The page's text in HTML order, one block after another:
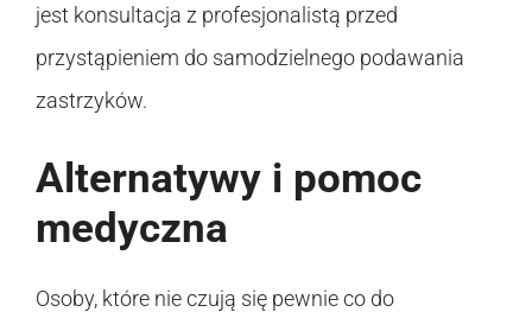
jest konsultacja z profesjonalistą przed
przystąpieniem do samodzielnego podawania
zastrzyków.
Alternatywy i pomoc
medyczna
Osoby, które nie czują się pewnie co do